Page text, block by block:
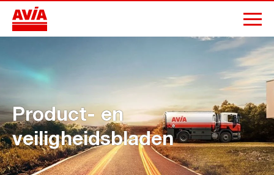
Product- en
veiligheidsbladen